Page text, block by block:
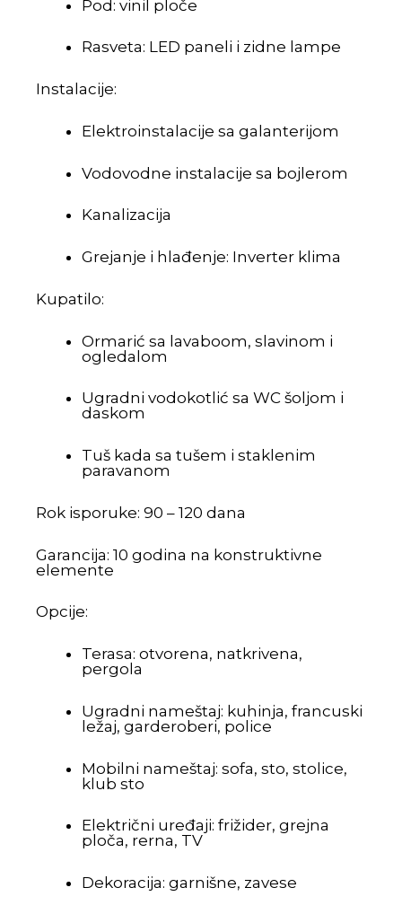
Pod: vinil ploče
Rasveta: LED paneli i zidne lampe
Instalacije:
Elektroinstalacije sa galanterijom
Vodovodne instalacije sa bojlerom
Kanalizacija
Grejanje i hlađenje: Inverter klima
Kupatilo:
Ormarić sa lavaboom, slavinom i
ogledalom
Ugradni vodokotlić sa WC šoljom i
daskom
Tuš kada sa tušem i staklenim
paravanom
Rok isporuke: 90 – 120 dana
Garancija: 10 godina na konstruktivne
elemente
Opcije:
Terasa: otvorena, natkrivena,
pergola
Ugradni nameštaj: kuhinja, francuski
ležaj, garderoberi, police
Mobilni nameštaj: sofa, sto, stolice,
klub sto
Električni uređaji: frižider, grejna
ploča, rerna, TV
Dekoracija: garnišne, zavese